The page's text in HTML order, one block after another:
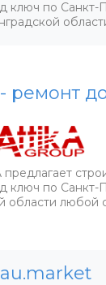
ключ по Санкт-
ремонт
ключ по Санкт-
области любой